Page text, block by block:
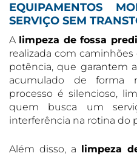
EQUIPAMENTOS
SERVIÇO SEM
A limpeza de fossa
realizada com
potência, que garantem
acumulado de forma
processo é silencioso,
quem busca um
interferência na rotina do
Além disso, a limpeza